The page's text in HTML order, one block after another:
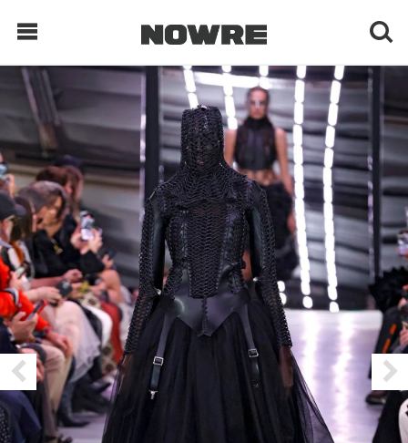
每日鲜榨
现客视点
每日栏目
时 尚
球 鞋